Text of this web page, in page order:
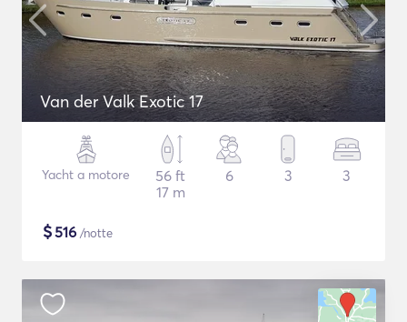
Van der Valk Exotic 17
Yacht a motore
56 ft
17 m
6 3 3
$516 /notte